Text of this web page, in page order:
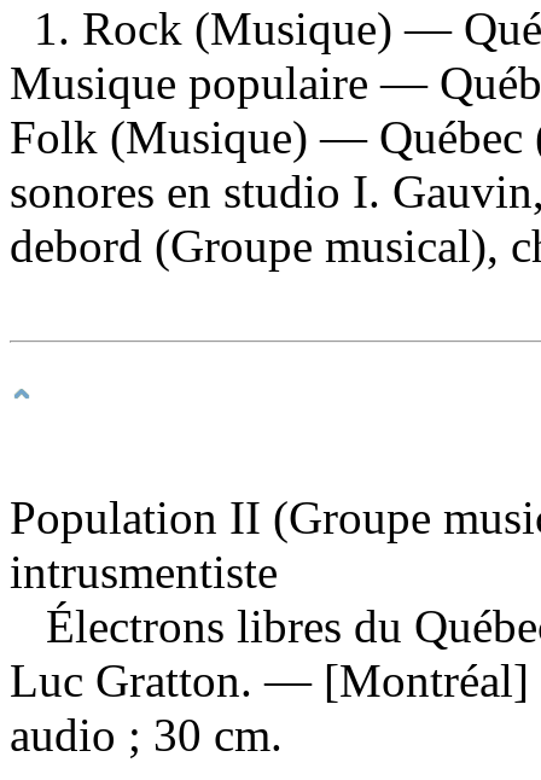
1. Rock (Musique) —
Musique populaire —
Folk (Musique) — Québec
sonores en studio I.
debord (Groupe musical),
Population II (Groupe
intrusmentiste
Électrons libres du
Luc Gratton. —
audio ; 30 cm.